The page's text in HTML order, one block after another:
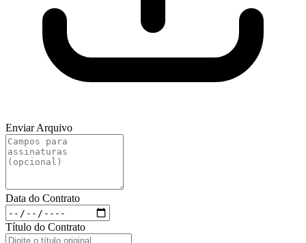
Enviar Arquivo
Data do Contrato
Título do Contrato